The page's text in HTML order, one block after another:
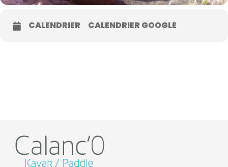
CALENDRIER CALENDRIER GOOGLE